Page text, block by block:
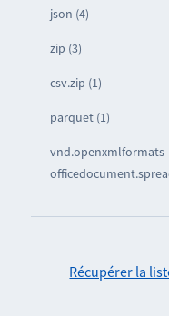
json (4)
zip (3)
csv.zip (1)
parquet (1)
vnd.openxmlformats-
Récupérer la